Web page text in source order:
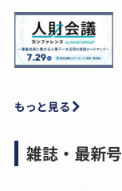
もっと見る
雑誌・最新号